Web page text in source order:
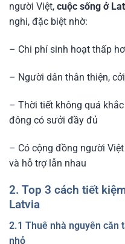
người Việt, cuộc sống ở
nghi, đặc biệt nhờ:
– Chi phí sinh hoạt thấp
– Người dân thân thiện,
– Thời tiết không quá
đông có sưởi đầy đủ
– Có cộng đồng người
và hỗ trợ lẫn nhau
2. Top 3 cách tiết
Latvia
2.1 Thuê nhà nguyên căn
nhỏ